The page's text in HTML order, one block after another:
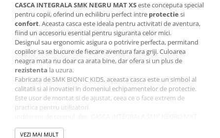
CASCA INTEGRALA SMK NEGRU MAT XSeste conceputa special
pentru copii, oferind un echilibru perfect intre protectie si
confort. Aceasta casca este ideala pentru activitati de aventura,
fiind un accesoriu esential pentru siguranta celor mici.
Designul sau ergonomic asigura o potrivire perfecta, permitand
copiilor sa se bucure de fiecare aventura fara griji. Culoarea
neagra mata nu doar ca arata bine, dar ofera si un plus de
rezistenta la uzura.
Fabricata de SMK BIONIC KIDS, aceasta casca este un simbol al
calitatii si al inovatiei in domeniul echipamentelor de protectie.
Este usor de montat si de ajustat, ceea ce o face extrem de
practica pentru utilizatori.
XS va ofera siguranta de care aveti nevoie. Alege aceasta casca si
asigura-te ca micutul tau este protejat in timpul fiecarei aventuri.
VEZI MAI MULT